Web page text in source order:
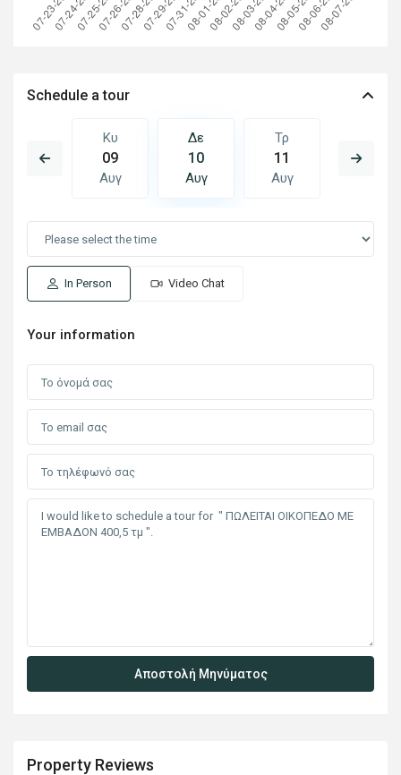
Schedule a tour
Κυ
09
Αυγ
Δε
10
Αυγ
Τρ
11
Αυγ
12
In Person Video Chat
Your information
Property Reviews